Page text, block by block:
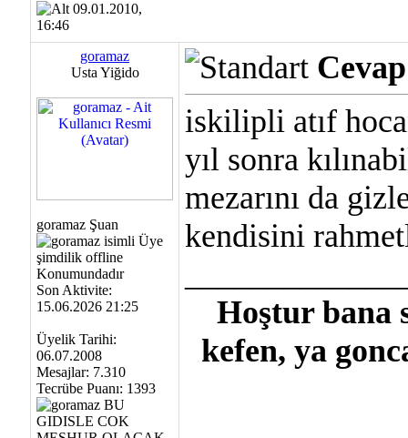
09.01.2010,
16:46
goramaz
Usta Yiğido
goramaz Şuan
Son Aktivite:
15.06.2026 21:25
Üyelik Tarihi:
06.07.2008
Mesajlar: 7.310
Tecrübe Puanı: 1393
iskilipli atıf
yıl sonra
mezarını da
kendisini
Hoştur bana
kefen, ya